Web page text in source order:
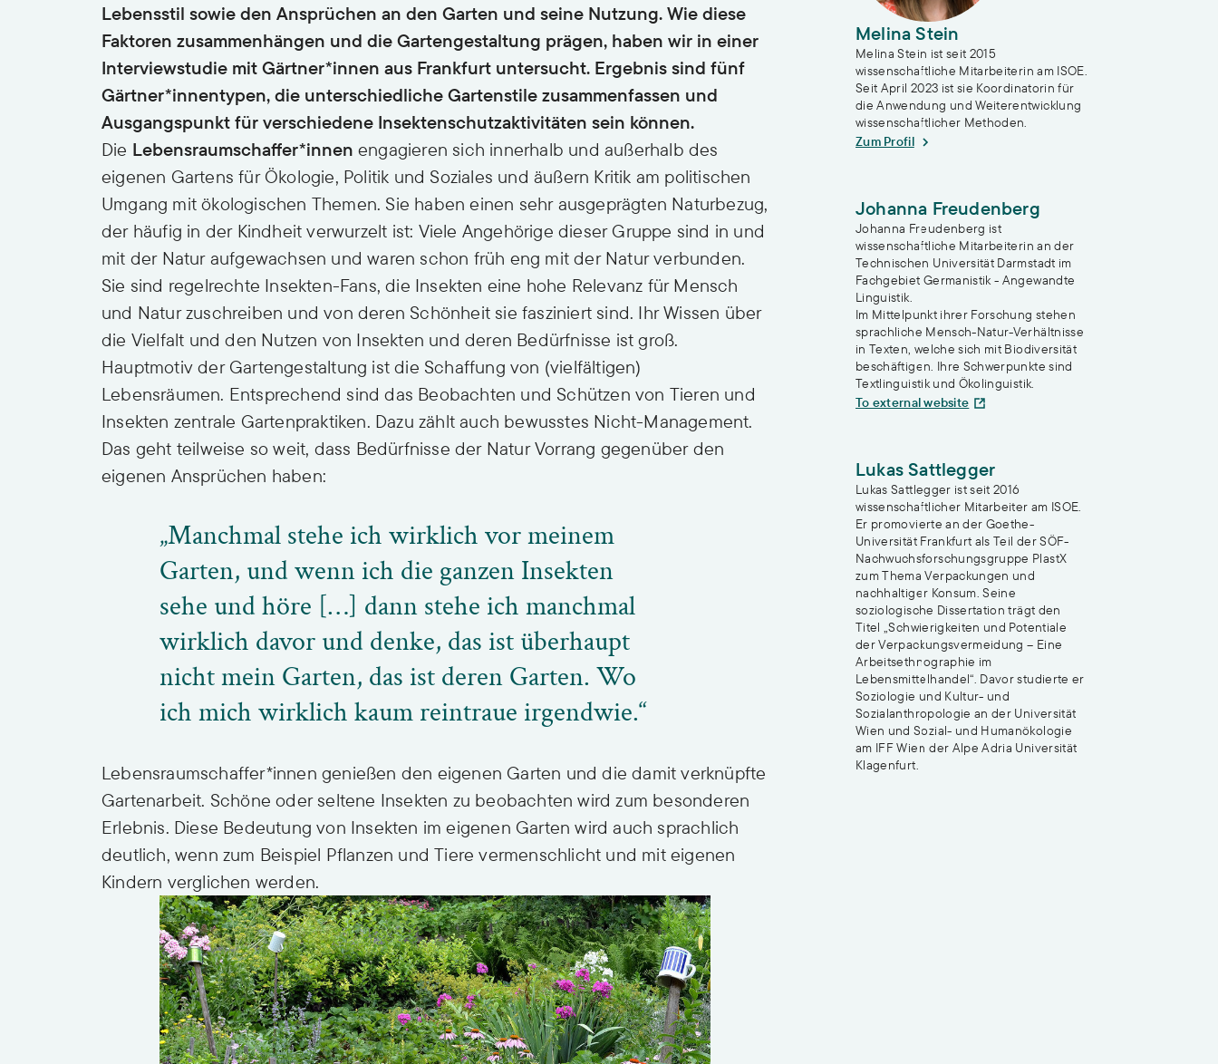
Lebensstil sowie den Ansprüchen an den Garten und seine Nutzung. Wie diese
Faktoren zusammenhängen und die Gartengestaltung prägen, haben wir in einer
Interviewstudie mit Gärtner*innen aus Frankfurt untersucht. Ergebnis sind fünf
Gärtner*innentypen, die unterschiedliche Gartenstile zusammenfassen und
Ausgangspunkt für verschiedene Insektenschutzaktivitäten sein können.
Die Lebensraumschaffer*innen engagieren sich innerhalb und außerhalb des
eigenen Gartens für Ökologie, Politik und Soziales und äußern Kritik am politischen
Umgang mit ökologischen Themen. Sie haben einen sehr ausgeprägten Naturbezug,
der häufig in der Kindheit verwurzelt ist: Viele Angehörige dieser Gruppe sind in und
mit der Natur aufgewachsen und waren schon früh eng mit der Natur verbunden.
Sie sind regelrechte Insekten-Fans, die Insekten eine hohe Relevanz für Mensch
und Natur zuschreiben und von deren Schönheit sie fasziniert sind. Ihr Wissen über
die Vielfalt und den Nutzen von Insekten und deren Bedürfnisse ist groß.
Hauptmotiv der Gartengestaltung ist die Schaffung von (vielfältigen)
Lebensräumen. Entsprechend sind das Beobachten und Schützen von Tieren und
Insekten zentrale Gartenpraktiken. Dazu zählt auch bewusstes Nicht-Management.
Das geht teilweise so weit, dass Bedürfnisse der Natur Vorrang gegenüber den
eigenen Ansprüchen haben:
„Manchmal stehe ich wirklich vor meinem
Garten, und wenn ich die ganzen Insekten
sehe und höre […] dann stehe ich manchmal
wirklich davor und denke, das ist überhaupt
nicht mein Garten, das ist deren Garten. Wo
ich mich wirklich kaum reintraue irgendwie.“
Lebensraumschaffer*innen genießen den eigenen Garten und die damit verknüpfte
Gartenarbeit. Schöne oder seltene Insekten zu beobachten wird zum besonderen
Erlebnis. Diese Bedeutung von Insekten im eigenen Garten wird auch sprachlich
deutlich, wenn zum Beispiel Pflanzen und Tiere vermenschlicht und mit eigenen
Kindern verglichen werden.
Melina Stein
Melina Stein ist seit 2015
wissenschaftliche Mitarbeiterin am ISOE.
Seit April 2023 ist sie Koordinatorin für
die Anwendung und Weiterentwicklung
wissenschaftlicher Methoden.
Zum Profil
Johanna Freudenberg
Johanna Freudenberg ist
wissenschaftliche Mitarbeiterin an der
Technischen Universität Darmstadt im
Fachgebiet Germanistik - Angewandte
Linguistik.
Im Mittelpunkt ihrer Forschung stehen
sprachliche Mensch-Natur-Verhältnisse
in Texten, welche sich mit Biodiversität
beschäftigen. Ihre Schwerpunkte sind
Textlinguistik und Ökolinguistik.
To external website
Lukas Sattlegger
Lukas Sattlegger ist seit 2016
wissenschaftlicher Mitarbeiter am ISOE.
Er promovierte an der Goethe-
Universität Frankfurt als Teil der SÖF-
Nachwuchsforschungsgruppe PlastX
zum Thema Verpackungen und
nachhaltiger Konsum. Seine
soziologische Dissertation trägt den
Titel „Schwierigkeiten und Potentiale
der Verpackungsvermeidung – Eine
Arbeitsethnographie im
Lebensmittelhandel“. Davor studierte er
Soziologie und Kultur- und
Sozialanthropologie an der Universität
Wien und Sozial- und Humanökologie
am IFF Wien der Alpe Adria Universität
Klagenfurt.